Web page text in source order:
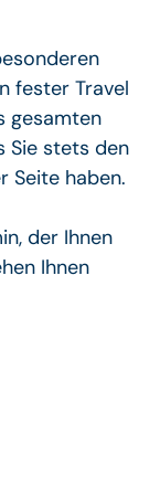
fester Travel
gesamten
Sie stets den
Seite haben.
der Ihnen
Ihnen